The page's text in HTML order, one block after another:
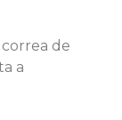
de
a